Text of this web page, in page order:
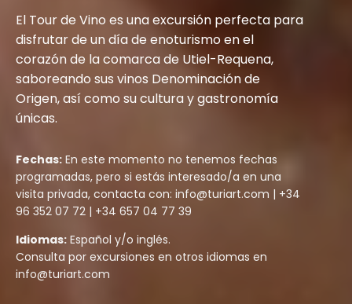
con5.00
de 5 en
base a
valoración
de un
cliente
El Tour de Vino es una excursión perfecta para
disfrutar de un día de enoturismo en el
corazón de la comarca de Utiel-Requena,
saboreando sus vinos Denominación de
Origen, así como su cultura y gastronomía
únicas.
Fechas: En este momento no tenemos fechas
programadas, pero si estás interesado/a en una
visita privada, contacta con: info@turiart.com | +34
96 352 07 72 | +34 657 04 77 39
Idiomas: Español y/o inglés.
Consulta por excursiones en otros idiomas en
info@turiart.com